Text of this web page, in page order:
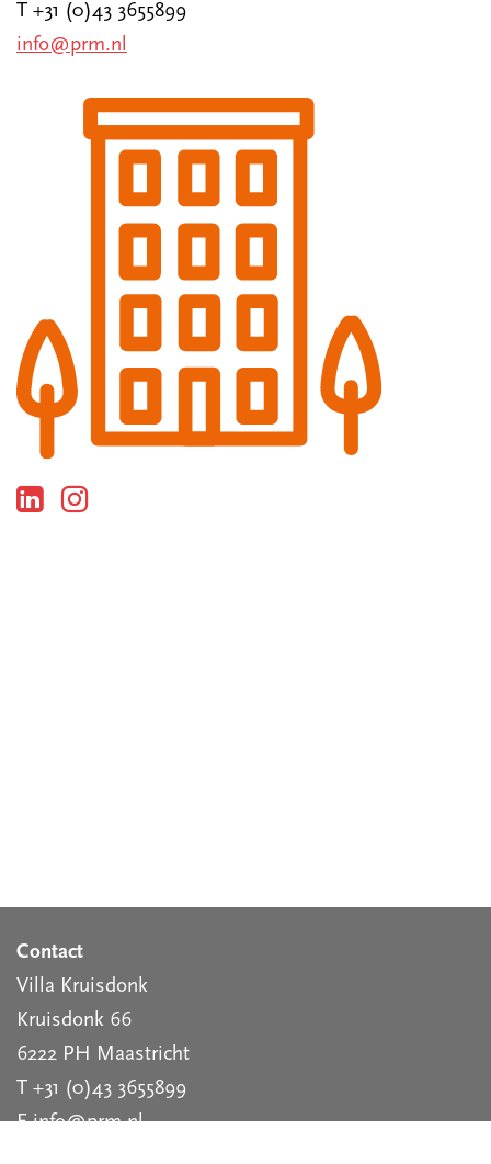
T +31 (0)43 3655899
info@prm.nl
Contact
Villa Kruisdonk
Kruisdonk 66
6222 PH Maastricht
T +31 (0)43 3655899
E info@prm.nl